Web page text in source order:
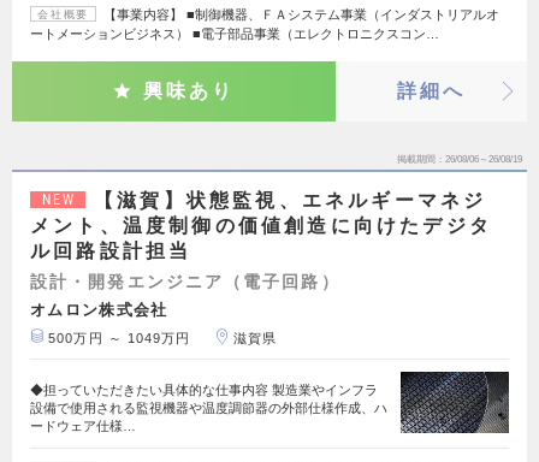
会社概要
【事業内容】 ■制御機器、ＦＡシステム事業（インダストリアルオ
ートメーションビジネス） ■電子部品事業（エレクトロニクスコン…
興味あり 詳細へ
掲載期間 26/08/06～26/08/19
NEW
【滋賀】状態監視、エネルギーマネジ
メント、温度制御の価値創造に向けたデジタ
ル回路設計担当
設計・開発エンジニア（電子回路）
オムロン株式会社
500万円 ～ 1049万円 滋賀県
◆担っていただきたい具体的な仕事内容 製造業やインフラ
設備で使用される監視機器や温度調節器の外部仕様作成、ハ
ードウェア仕様…